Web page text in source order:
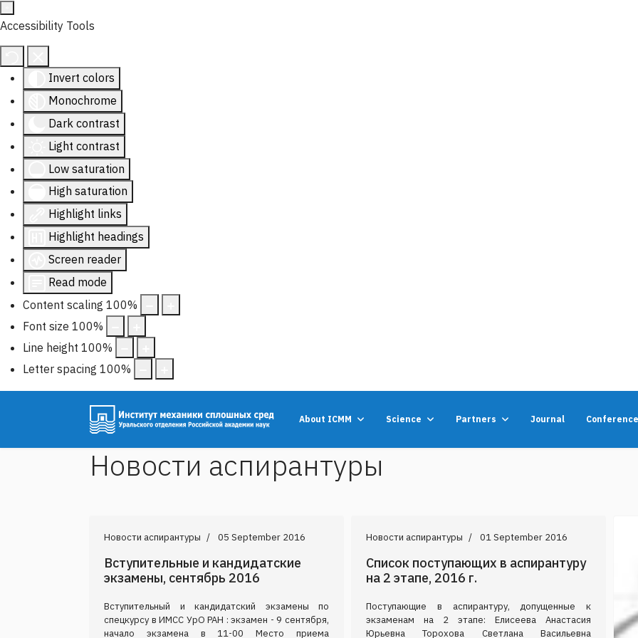
Accessibility Tools
Invert colors
Monochrome
Dark contrast
Light contrast
Low saturation
High saturation
Highlight links
Highlight headings
Screen reader
Read mode
Content scaling 100%
Font size 100%
Line height 100%
Letter spacing 100%
About ICMM Science Partners Journal
Новости аспирантуры
Новости аспирантуры 05 September 2016
Вступительные и кандидатские
экзамены, сентябрь 2016
Вступительный и кандидатский экзамены по
спецкурсу в ИМСС УрО РАН : экзамен - 9 сентября,
начало экзамена в 11-00 Место приема
Новости аспирантуры 01 September 2016
Список поступающих в аспирантуру
на 2 этапе, 2016 г.
Поступающие в аспирантуру, допущенные к
экзаменам на 2 этапе: Елисеева Анастасия
Юрьевна Торохова Светлана Васильевна